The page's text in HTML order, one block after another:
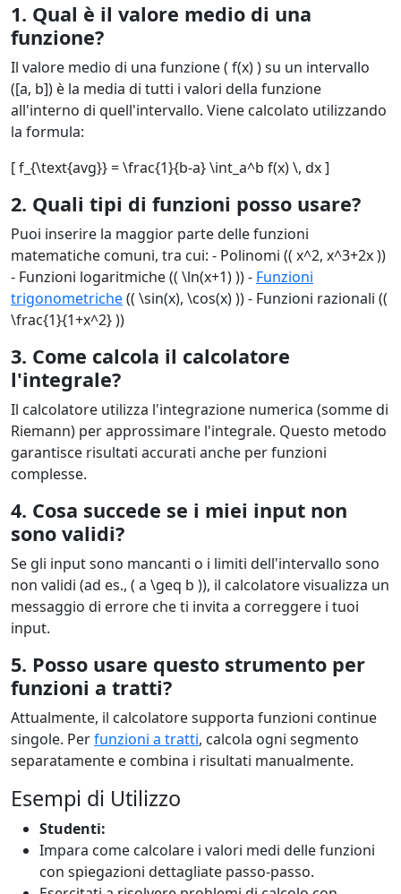
1. Qual è il valore medio di una
funzione?
Il valore medio di una funzione ( f(x) ) su un intervallo
([a, b]) è la media di tutti i valori della funzione
all'interno di quell'intervallo. Viene calcolato utilizzando
la formula:
[ f_{\text{avg}} = \frac{1}{b-a} \int_a^b f(x) \, dx ]
2. Quali tipi di funzioni posso usare?
Puoi inserire la maggior parte delle funzioni
matematiche comuni, tra cui: - Polinomi (( x^2, x^3+2x ))
- Funzioni logaritmiche (( \ln(x+1) )) - Funzioni
trigonometriche(( \sin(x), \cos(x) )) - Funzioni razionali ((
\frac{1}{1+x^2} ))
3. Come calcola il calcolatore
l'integrale?
Il calcolatore utilizza l'integrazione numerica (somme di
Riemann) per approssimare l'integrale. Questo metodo
garantisce risultati accurati anche per funzioni
complesse.
4. Cosa succede se i miei input non
sono validi?
Se gli input sono mancanti o i limiti dell'intervallo sono
non validi (ad es., ( a \geq b )), il calcolatore visualizza un
messaggio di errore che ti invita a correggere i tuoi
input.
5. Posso usare questo strumento per
funzioni a tratti?
Attualmente, il calcolatore supporta funzioni continue
singole. Perfunzioni a tratti, calcola ogni segmento
separatamente e combina i risultati manualmente.
Esempi di Utilizzo
Studenti:
Impara come calcolare i valori medi delle funzioni
con spiegazioni dettagliate passo-passo.